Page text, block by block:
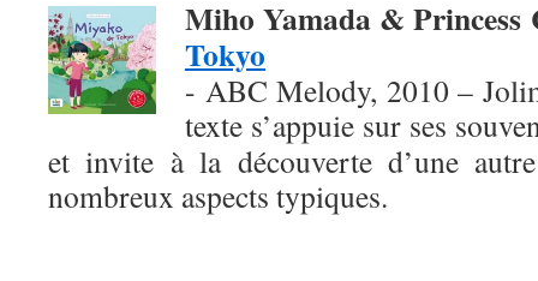
Miho Yamada & Princess
Tokyo
- ABC Melody, 2010 –
texte s’appuie sur ses
et invite à la découverte d’une
nombreux aspects typiques.